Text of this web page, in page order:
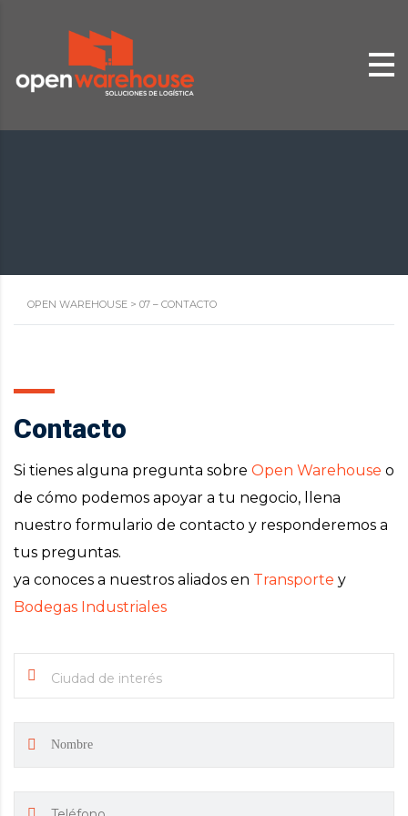
OPEN WAREHOUSE > 07 – CONTACTO
Contacto
Si tienes alguna pregunta sobre Open Warehouse o
de cómo podemos apoyar a tu negocio, llena
nuestro formulario de contacto y responderemos a
tus preguntas.
ya conoces a nuestros aliados en Transporte y
Bodegas Industriales